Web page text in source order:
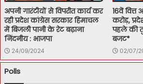
अपनी गारंटीयों से विपरीत कार्य कर
रही प्रदेश कांग्रेस सरकार हिमाचल
में बिजली पानी के रेट बढ़ाना
निंदनीय : भाजपा
24/09/2024
16वें
करोड़,
पहले की
बजट*
02/07/
Polls